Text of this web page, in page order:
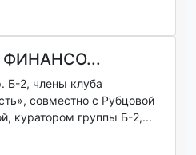
ФИНАНСО...
Б-2, члены клуба
совместно с Рубцовой
куратором группы Б-2,...